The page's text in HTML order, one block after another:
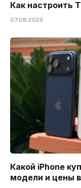
Как настроить
07.08.2026
Какой iPhone
модели и цены